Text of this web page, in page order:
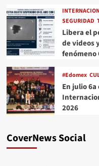
SEGURIDAD
Libera el
de videos
fenómeno
#Edomex
En julio
2026
CoverNews Social